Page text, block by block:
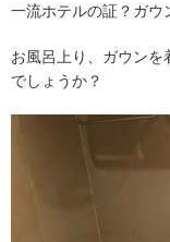
一流ホテルの証？ガウ
お風呂上り、ガウン
でしょうか？